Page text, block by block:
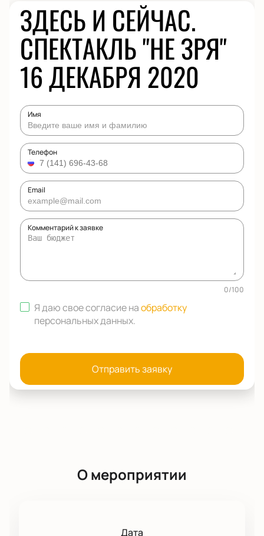
ЗДЕСЬ И СЕЙЧАС.
СПЕКТАКЛЬ "НЕ ЗРЯ"
16 ДЕКАБРЯ 2020
Имя
Телефон
Email
Комментарий к заявке
0/100
Я даю свое согласие наобработку
персональных данных.
Отправить заявку
О мероприятии
Дата